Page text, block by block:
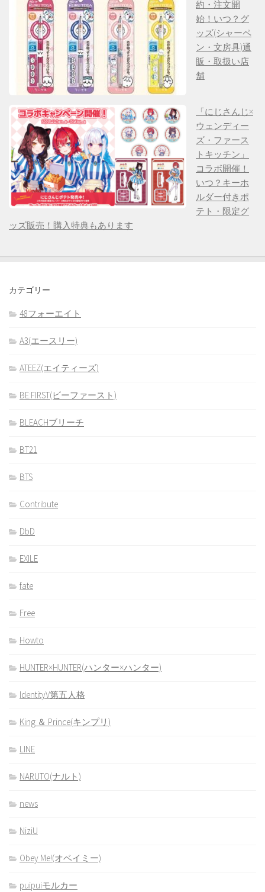
約・注文開
始！いつ？グ
ッズ(シャーペ
ン・文房具)通
販・取扱い店
舗
「にじさんじ×
ウェンディー
ズ・ファース
トキッチン」
コラボ開催！
いつ？キーホ
ルダー付きポ
テト・限定グ
ッズ販売！購入特典もあります
カテゴリー
48フォーエイト
A3(エースリー)
ATEEZ(エイティーズ)
BE:FIRST(ビーファースト)
BLEACHブリーチ
BT21
BTS
Contribute
DbD
EXILE
fate
Free
Howto
HUNTER×HUNTER(ハンター×ハンター)
IdentityV第五人格
King ＆ Prince(キンプリ)
LINE
NARUTO(ナルト)
news
NiziU
Obey Me!(オベイミー)
puipuiモルカー